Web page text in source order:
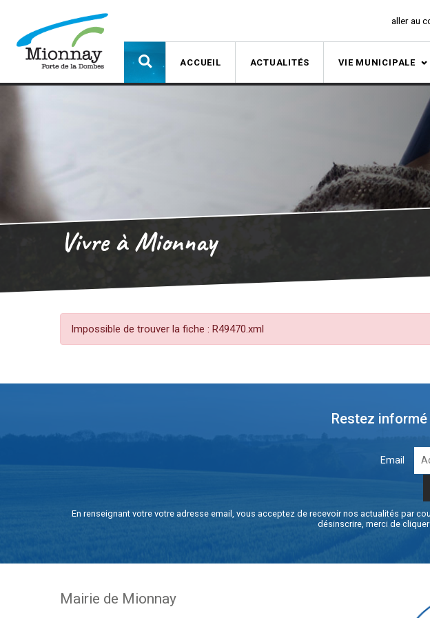
aller au
ACCUEIL ACTUALITÉS VIE MUNICIPALE
Vivre à Mionnay
Impossible de trouver la fiche : R49470.xml
Restez
Email
En renseignant votre votre adresse email, vous acceptez de recevoir nos actualités par
désinscrire, merci de
Mairie de Mionnay